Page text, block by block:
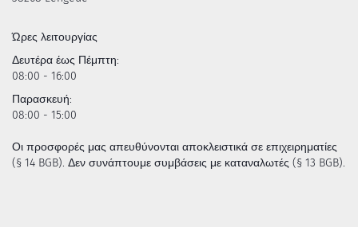
Ώρες λειτουργίας
Δευτέρα έως Πέμπτη:
08:00 - 16:00
Παρασκευή:
08:00 - 15:00
Οι προσφορές μας απευθύνονται αποκλειστικά σε επιχειρηματίες
(§ 14 BGB). Δεν συνάπτουμε συμβάσεις με καταναλωτές (§ 13 BGB).